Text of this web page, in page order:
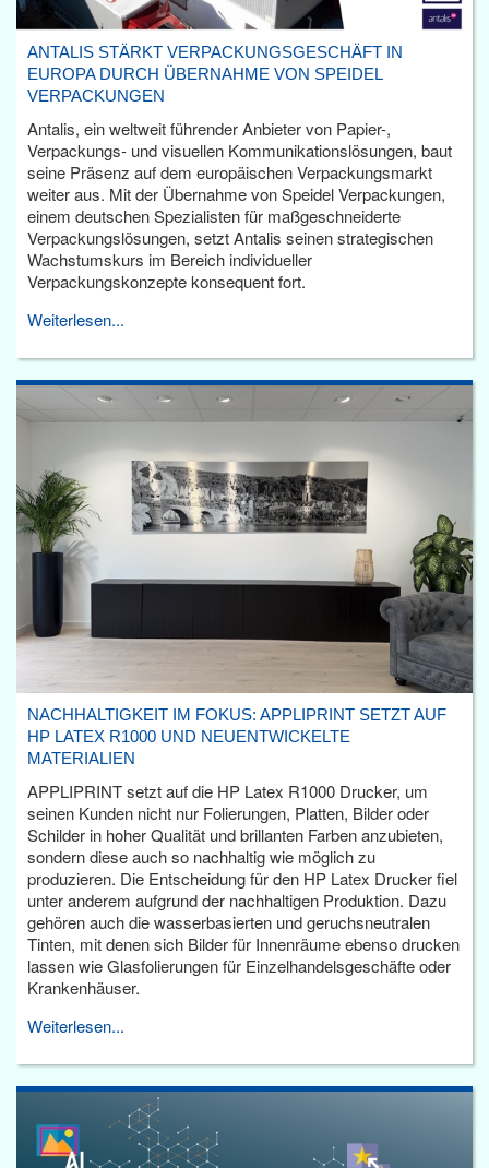
ANTALIS STÄRKT VERPACKUNGSGESCHÄFT IN
EUROPA DURCH ÜBERNAHME VON SPEIDEL
VERPACKUNGEN
Antalis, ein weltweit führender Anbieter von Papier-,
Verpackungs- und visuellen Kommunikationslösungen, baut
seine Präsenz auf dem europäischen Verpackungsmarkt
weiter aus. Mit der Übernahme von Speidel Verpackungen,
einem deutschen Spezialisten für maßgeschneiderte
Verpackungslösungen, setzt Antalis seinen strategischen
Wachstumskurs im Bereich individueller
Verpackungskonzepte konsequent fort.
Weiterlesen...
NACHHALTIGKEIT IM FOKUS: APPLIPRINT SETZT AUF
HP LATEX R1000 UND NEUENTWICKELTE
MATERIALIEN
APPLIPRINT setzt auf die HP Latex R1000 Drucker, um
seinen Kunden nicht nur Folierungen, Platten, Bilder oder
Schilder in hoher Qualität und brillanten Farben anzubieten,
sondern diese auch so nachhaltig wie möglich zu
produzieren. Die Entscheidung für den HP Latex Drucker fiel
unter anderem aufgrund der nachhaltigen Produktion. Dazu
gehören auch die wasserbasierten und geruchsneutralen
Tinten, mit denen sich Bilder für Innenräume ebenso drucken
lassen wie Glasfolierungen für Einzelhandelsgeschäfte oder
Krankenhäuser.
Weiterlesen...